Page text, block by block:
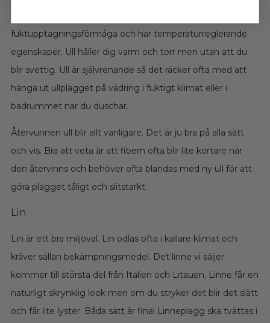
fuktupptagningsförmåga och har temperaturreglerande
egenskaper. Ull håller dig varm och torr men utan att du
blir svettig. Ull är självrenande så det räcker ofta med att
hänga ut ullplagget på vädring i fuktigt klimat eller i
badrummet när du duschar.
Återvunnen ull blir allt vanligare. Det är ju bra på alla sätt
och vis. Bra att veta är att fibern ofta blir lite kortare när
den återvinns och behöver ofta blandas med ny ull för att
göra plagget tåligt och slitstarkt.
Lin
Lin är ett bra miljöval. Lin odlas ofta i kallare klimat och
kräver sällan bekämpningsmedel. Det linne vi säljer
kommer till största del från Italien och Litauen. Linne får en
naturligt skrynklig look men om du stryker det blir det slätt
och får lite lyster. Båda sätt är fina! Linneplagg ska tvättas i